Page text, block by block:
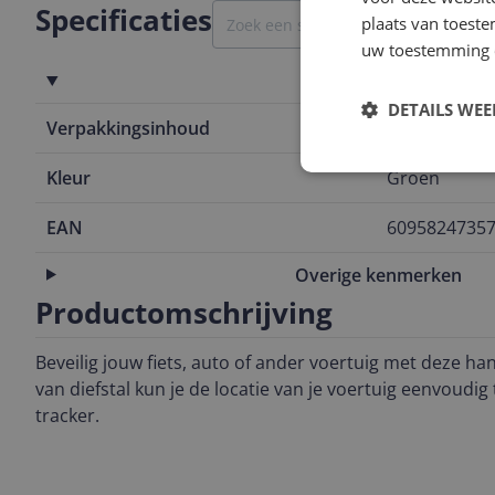
Specificaties
Verpakkingsinhoud
Kleur Groen
EAN
Overige kenmerken
Productomschrijving
Beveilig jouw fiets, auto of ander voertuig met deze
van diefstal kun je de locatie van je voertuig eenvoudig
tracker.
plaats van
uw
DETAILS